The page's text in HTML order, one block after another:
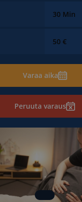
30 Min
50 €
Varaa aika
Peruuta varaus